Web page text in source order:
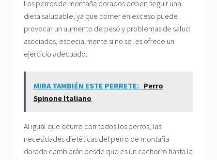
Los perros de montaña dorados deben seguir una
dieta saludable, ya que comer en exceso puede
provocar un aumento de peso y problemas de salud
asociados, especialmente si no se les ofrece un
ejercicio adecuado.
MIRA TAMBIÉN ESTE PERRETE: Perro
Spinone Italiano
Al igual que ocurre con todos los perros, las
necesidades dietéticas del perro de montaña
dorado cambiarán desde que es un cachorro hasta la